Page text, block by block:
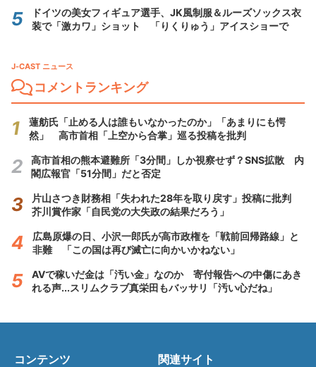
ドイツの美女フィギュア選手、JK風制服＆ルーズソックス衣
装で「激カワ」ショット 「りくりゅう」アイスショーで
J-CAST ニュース
コメントランキング
蓮舫氏「止める人は誰もいなかったのか」「あまりにも愕
然」 高市首相「上空から合掌」巡る投稿を批判
高市首相の熊本避難所「3分間」しか視察せず？SNS拡散 内
閣広報官「51分間」だと否定
片山さつき財務相「失われた28年を取り戻す」投稿に批判
芥川賞作家「自民党の大失政の結果だろう」
広島原爆の日、小沢一郎氏が高市政権を「戦前回帰路線」と
非難 「この国は再び滅亡に向かいかねない」
AVで稼いだ金は「汚い金」なのか 寄付報告への中傷にあき
れる声...スリムクラブ真栄田もバッサリ「汚い心だね」
コンテンツ 関連サイト